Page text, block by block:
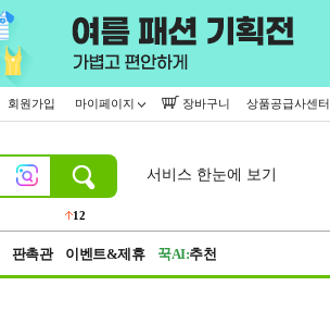
회원가입 마이페이지 장바구니 상품공급사센터
12
서비스 한눈에 보기
판촉관 이벤트&제휴 꾹AI:추천